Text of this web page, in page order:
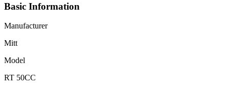
Basic Information
Manufacturer
Mitt
Model
RT 50CC